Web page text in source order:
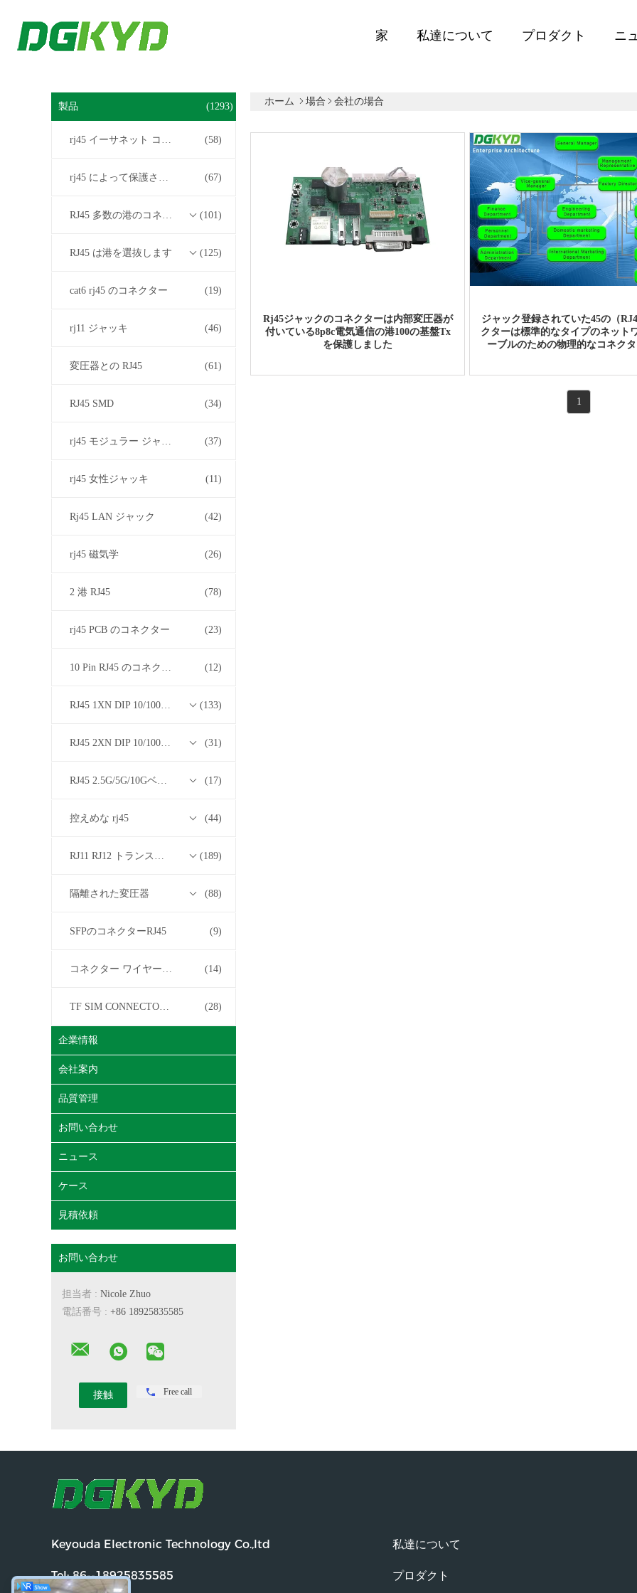
家 私達について プロダクト ニ
製品 (1293)
rj45 イーサネット コネクター (58)
rj45 によって保護されるコネクター (67)
RJ45 多数の港のコネクター (101)
RJ45 は港を選抜します (125)
cat6 rj45 のコネクター (19)
rj11 ジャッキ (46)
変圧器との RJ45 (61)
RJ45 SMD (34)
rj45 モジュラー ジャック (37)
rj45 女性ジャッキ (11)
Rj45 LAN ジャック (42)
rj45 磁気学 (26)
2 港 RJ45 (78)
rj45 PCB のコネクター (23)
10 Pin RJ45 のコネクター (12)
RJ45 1XN DIP 10/100/1000Mベース-T トランスフォーマーシリーズ (133)
RJ45 2XN DIP 10/100/1000Mベース-T トランスフォーマーシリーズ (31)
RJ45 2.5G/5G/10GベースTトランスフォーマーシリーズ (17)
控えめな rj45 (44)
RJ11 RJ12 トランスフォーマーシリーズなしの RJ45 (189)
隔離された変圧器 (88)
SFPのコネクターRJ45 (9)
コネクター ワイヤー馬具 (14)
TF SIM CONNECTOR について (28)
企業情報
会社案内
品質管理
お問い合わせ
ニュース
ケース
見積依頼
お問い合わせ
担当者 : Nicole Zhuo
電話番号 : +86 18925835585
Free call
ホーム 場合 会社の場合
Rj45ジャックのコネクターは内部変圧器が
付いている8p8c電気通信の港100の基盤Tx
を保護しました
ジャック登録されていた45の（
クターは標準的なタイプのネット
ーブルのための物理的なコネク
1
Keyouda Electronic Technology Co.,ltd
Tel:86--18925835585
私達について
プロダクト